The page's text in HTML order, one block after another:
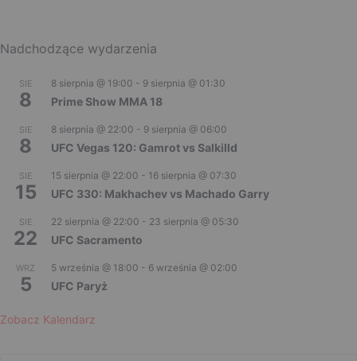
Nadchodzące wydarzenia
SIE
8
8 sierpnia @ 19:00 - 9 sierpnia @ 01:30
Prime Show MMA 18
SIE
8
8 sierpnia @ 22:00 - 9 sierpnia @ 06:00
UFC Vegas 120: Gamrot vs Salkilld
SIE
15
15 sierpnia @ 22:00 - 16 sierpnia @ 07:30
UFC 330: Makhachev vs Machado Garry
SIE
22
22 sierpnia @ 22:00 - 23 sierpnia @ 05:30
UFC Sacramento
WRZ
5
5 września @ 18:00 - 6 września @ 02:00
UFC Paryż
Zobacz Kalendarz